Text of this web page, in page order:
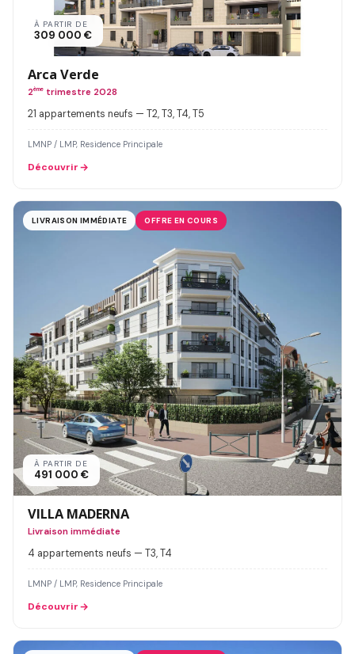
À PARTIR DE
309 000 €
Arca Verde
2ème trimestre 2028
21 appartements neufs — T2, T3, T4, T5
LMNP / LMP, Residence Principale
Découvrir
LIVRAISON IMMÉDIATE OFFRE EN COURS
À PARTIR DE
491 000 €
VILLA MADERNA
Livraison immédiate
4 appartements neufs — T3, T4
LMNP / LMP, Residence Principale
Découvrir